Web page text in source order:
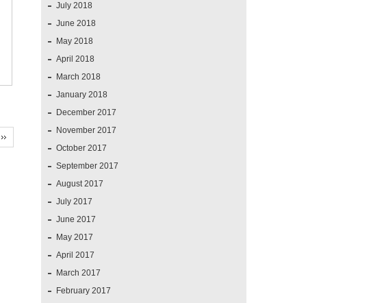
July 2018
June 2018
May 2018
April 2018
March 2018
January 2018
December 2017
November 2017
October 2017
September 2017
August 2017
July 2017
June 2017
May 2017
April 2017
March 2017
February 2017